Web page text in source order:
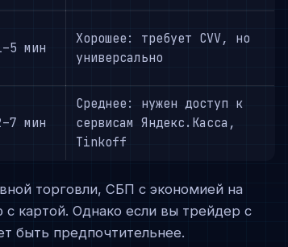
мин
Хорошее: требует CVV, но
универсально
мин
Среднее: нужен доступ к
сервисам Яндекс.Касса,
Tinkoff
торговли, СБП с экономией на
с картой. Однако если вы трейдер с
быть предпочтительнее.